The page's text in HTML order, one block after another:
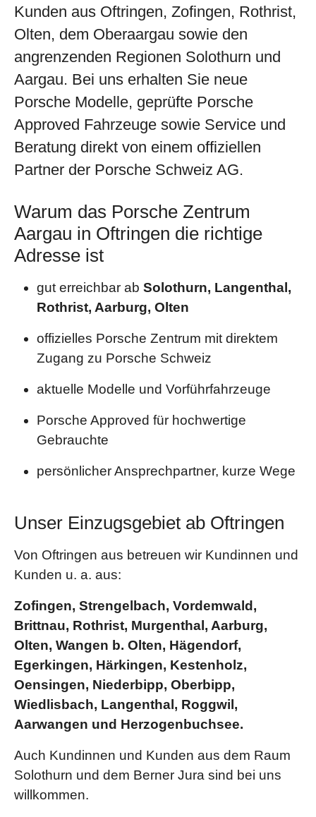
Kunden aus Oftringen, Zofingen, Rothrist,
Olten, dem Oberaargau sowie den
angrenzenden Regionen Solothurn und
Aargau. Bei uns erhalten Sie neue
Porsche Modelle, geprüfte Porsche
Approved Fahrzeuge sowie Service und
Beratung direkt von einem offiziellen
Partner der Porsche Schweiz AG.
Warum das Porsche Zentrum
Aargau in Oftringen die richtige
Adresse ist
gut erreichbar ab Solothurn, Langenthal,
Rothrist, Aarburg, Olten
offizielles Porsche Zentrum mit direktem
Zugang zu Porsche Schweiz
aktuelle Modelle und Vorführfahrzeuge
Porsche Approved für hochwertige
Gebrauchte
persönlicher Ansprechpartner, kurze Wege
Unser Einzugsgebiet ab Oftringen
Von Oftringen aus betreuen wir Kundinnen und
Kunden u. a. aus:
Zofingen, Strengelbach, Vordemwald,
Brittnau, Rothrist, Murgenthal, Aarburg,
Olten, Wangen b. Olten, Hägendorf,
Egerkingen, Härkingen, Kestenholz,
Oensingen, Niederbipp, Oberbipp,
Wiedlisbach, Langenthal, Roggwil,
Aarwangen und Herzogenbuchsee.
Auch Kundinnen und Kunden aus dem Raum
Solothurn und dem Berner Jura sind bei uns
willkommen.